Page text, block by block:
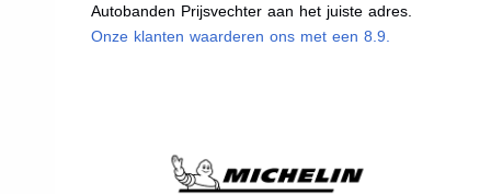
Autobanden Prijsvechter aan het juiste adres.
Onze klanten waarderen ons met een 8.9.